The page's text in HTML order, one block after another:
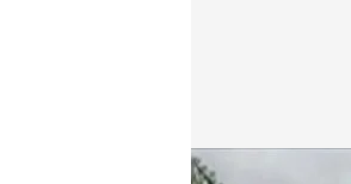
Vídeo de Alejandro